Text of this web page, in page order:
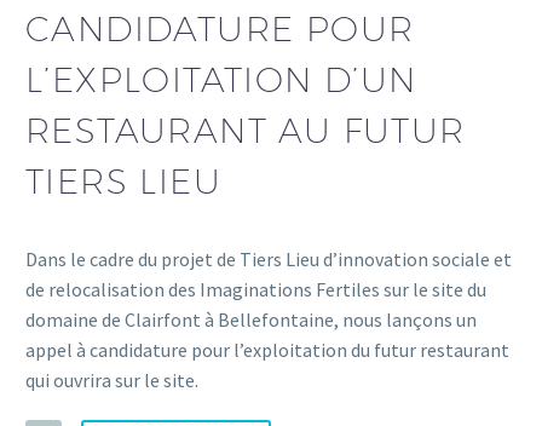
CANDIDATURE POUR
L’EXPLOITATION D’UN
RESTAURANT AU FUTUR
TIERS LIEU
Dans le cadre du projet de Tiers Lieu d’innovation sociale et
de relocalisation des Imaginations Fertiles sur le site du
domaine de Clairfont à Bellefontaine, nous lançons un
appel à candidature pour l’exploitation du futur restaurant
qui ouvrira sur le site.